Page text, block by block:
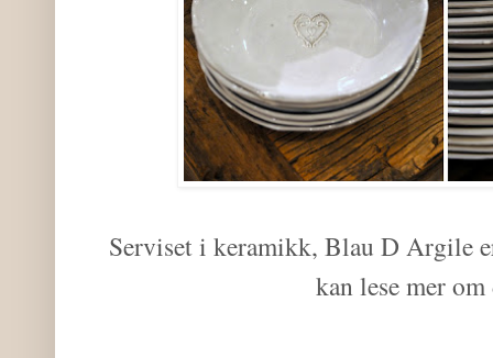
Serviset i keramikk, Blau D Argile
kan lese mer